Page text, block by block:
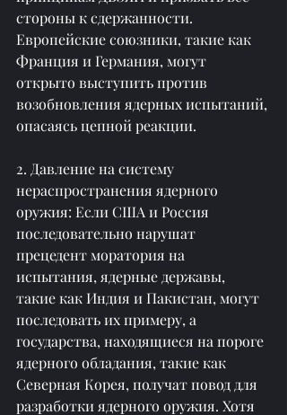
стороны к сдержанности.
Европейские союзники, такие как
Франция и Германия, могут
открыто выступить против
возобновления ядерных испытаний,
опасаясь цепной реакции.
2. Давление на систему
нераспространения ядерного
оружия: Если США и Россия
последовательно нарушат
прецедент моратория на
испытания, ядерные державы,
такие как Индия и Пакистан, могут
последовать их примеру, а
государства, находящиеся на пороге
ядерного обладания, такие как
Северная Корея, получат повод для
разработки ядерного оружия. Хотя